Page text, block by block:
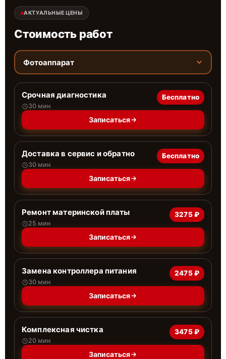
АКТУАЛЬНЫЕ ЦЕНЫ
Стоимость работ
Фотоаппарат
Срочная диагностика
30 мин
Бесплатно
Записаться
Доставка в сервис и обратно
30 мин
Бесплатно
Записаться
Ремонт материнской платы
25 мин
3275 ₽
Записаться
Замена контроллера питания
30 мин
2475 ₽
Записаться
Комплексная чистка
20 мин
3475 ₽
Записаться